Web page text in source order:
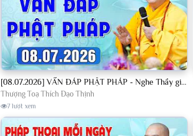
[08.07.2026] VẤN ĐÁP PHẬT PHÁP - Nghe Thầy giảng Pháp mỗi ngày CÔNG ĐỨC VÔ LƯỢNG│TT. Thích Đạo Thịnh
Thượng Toạ Thích Đạo Thịnh
7 lượt xem